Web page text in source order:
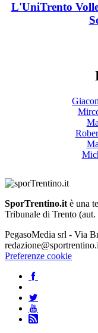
L'UniTrento
SporTrentino.it è una
Tribunale di Trento
PegasoMedia srl - Via
Preferenze cookie